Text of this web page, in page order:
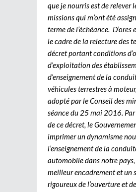
que je nourris est de relever
missions qui m’ont été
terme de l’échéance. D’ores
le cadre de la relecture des
décret portant conditions
d’exploitation des
d’enseignement de la
véhicules terrestres à
adopté par le Conseil des
séance du 25 mai 2016.
de ce décret, le
imprimer un dynamisme
l’enseignement de la
automobile dans notre
meilleur encadrement et un
rigoureux de l’ouverture et de